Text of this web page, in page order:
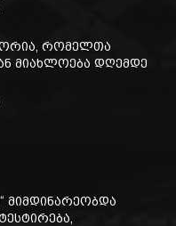
რომელთა
მიახლოება დღემდე
მიმდინარეობდა